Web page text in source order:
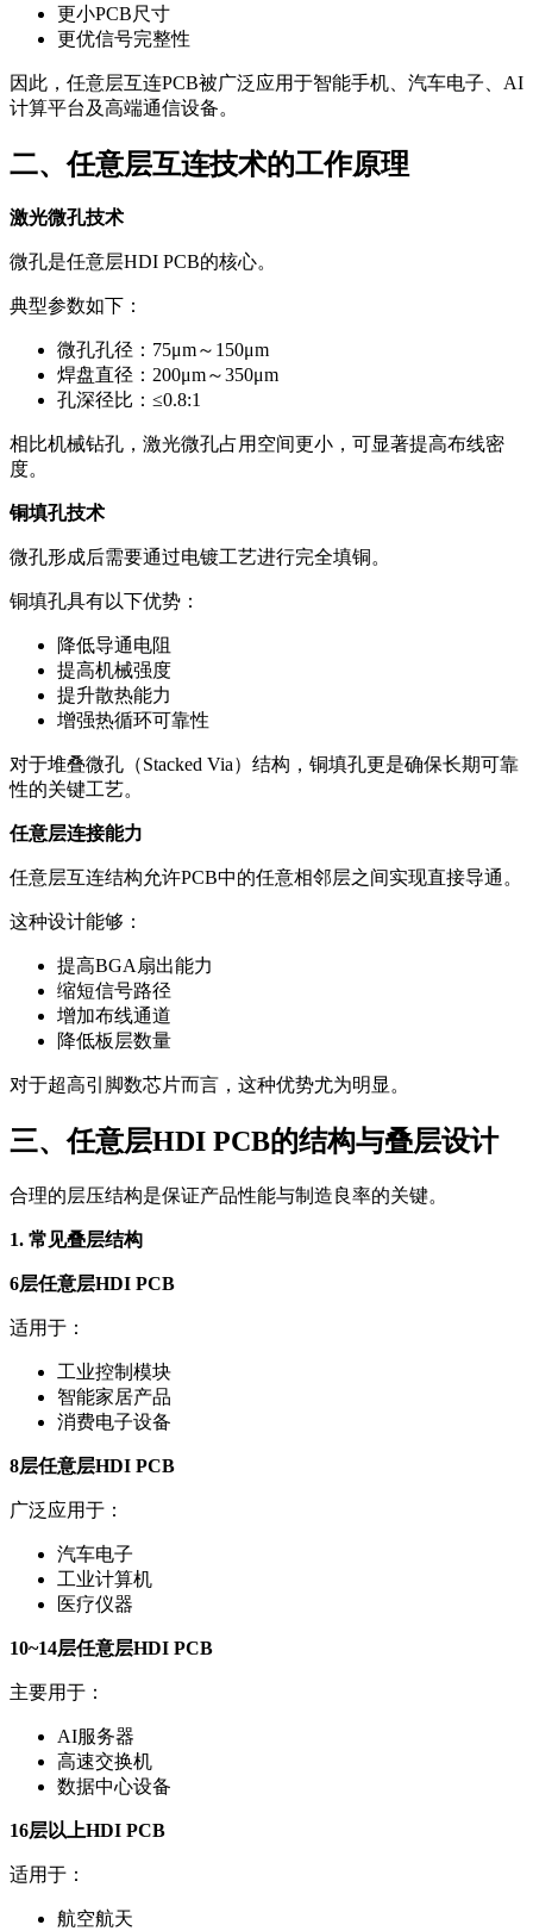
更小PCB尺寸
更优信号完整性
因此，任意层互连PCB被广泛应用于智能手机、汽车电子、AI
计算平台及高端通信设备。
二、任意层互连技术的工作原理
激光微孔技术
微孔是任意层HDI PCB的核心。
典型参数如下：
微孔孔径：75μm～150μm
焊盘直径：200μm～350μm
孔深径比：≤0.8:1
相比机械钻孔，激光微孔占用空间更小，可显著提高布线密
度。
铜填孔技术
微孔形成后需要通过电镀工艺进行完全填铜。
铜填孔具有以下优势：
降低导通电阻
提高机械强度
提升散热能力
增强热循环可靠性
对于堆叠微孔（Stacked Via）结构，铜填孔更是确保长期可靠
性的关键工艺。
任意层连接能力
任意层互连结构允许PCB中的任意相邻层之间实现直接导通。
这种设计能够：
提高BGA扇出能力
缩短信号路径
增加布线通道
降低板层数量
对于超高引脚数芯片而言，这种优势尤为明显。
三、任意层HDI PCB的结构与叠层设计
合理的层压结构是保证产品性能与制造良率的关键。
1. 常见叠层结构
6层任意层HDI PCB
适用于：
工业控制模块
智能家居产品
消费电子设备
8层任意层HDI PCB
广泛应用于：
汽车电子
工业计算机
医疗仪器
10~14层任意层HDI PCB
主要用于：
AI服务器
高速交换机
数据中心设备
16层以上HDI PCB
适用于：
航空航天